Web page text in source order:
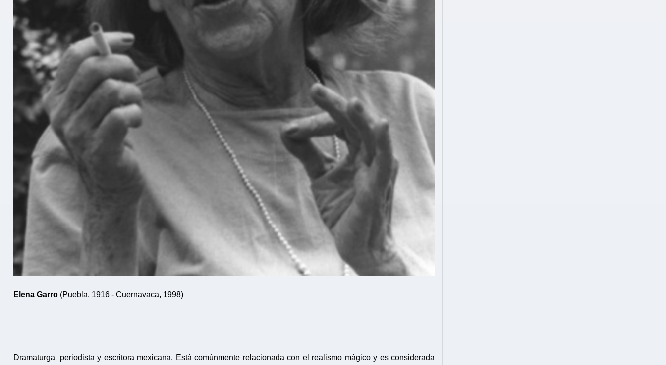
Elena Garro (Puebla, 1916 - Cuernavaca, 1998)
Dramaturga, periodista y escritora mexicana.​ Está comúnmente relacionada con el realismo mágico y es considerada